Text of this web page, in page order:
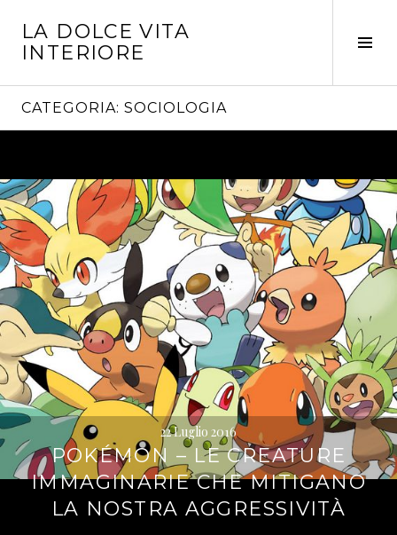
contenuto
LA DOLCE VITA
INTERIORE
CATEGORIA: SOCIOLOGIA
22 Luglio 2016
POKÉMON – LE CREATURE
IMMAGINARIE CHE MITIGANO
LA NOSTRA AGGRESSIVITÀ